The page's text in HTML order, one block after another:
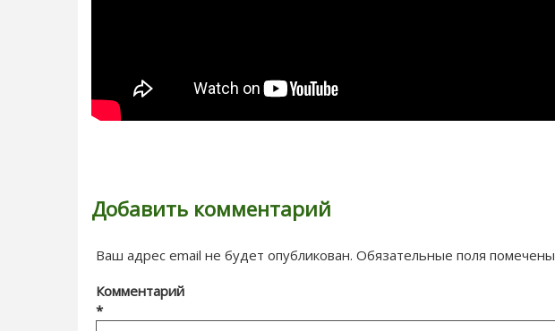
Добавить комментарий
Ваш адрес email не будет опубликован. Обязательные поля помечены
Комментарий
*